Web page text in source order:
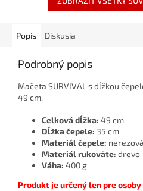
Popis Diskusia
Podrobný popis
Mačeta SURVIVAL s dĺžkou
49 cm.
Celková dĺžka: 49 cm
Dĺžka čepele: 35 cm
Materiál čepele:
Materiál rukoväte: drevo
Váha: 400 g
Produkt je určený len pre